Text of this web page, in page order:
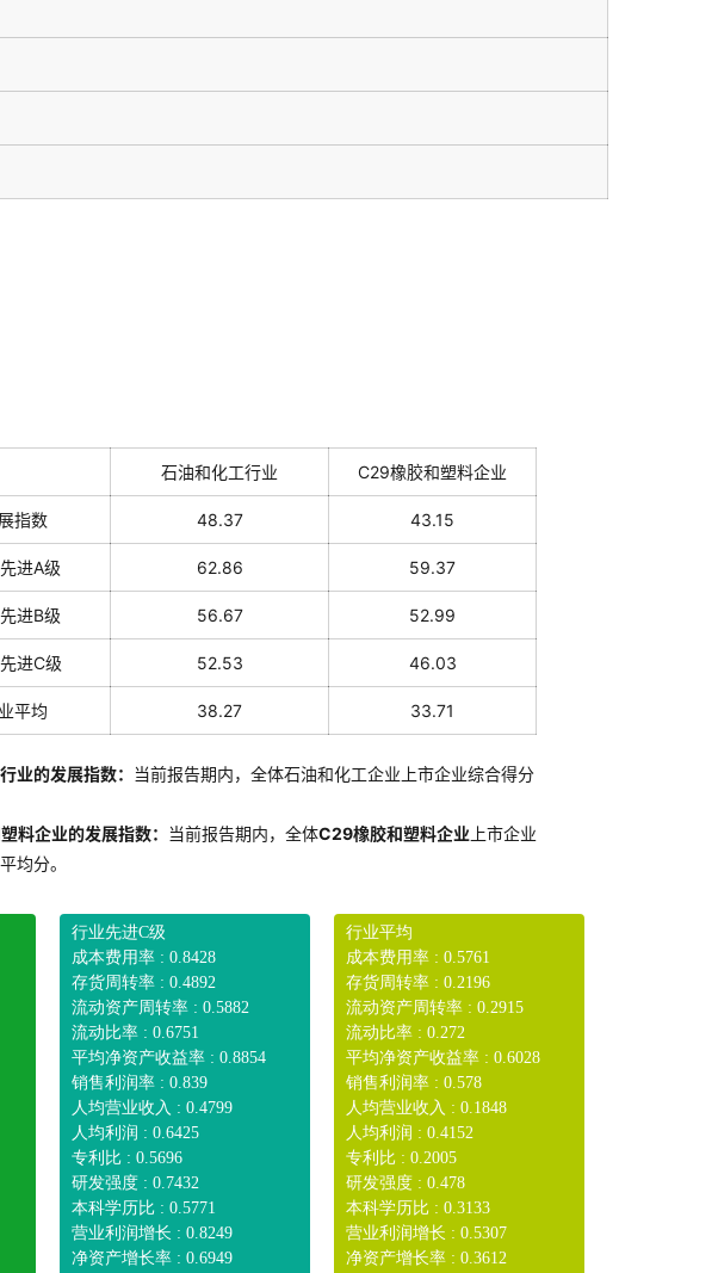
石油和化工行业 C29橡胶和塑料企业
指数 48.37 43.15
进A级 62.86 59.37
进B级 56.67 52.99
进C级 52.53 46.03
平均 38.27 33.71
业的发展指数： 当前报告期内，全体石油和化工企业上市企业综合得分
料企业的发展指数： 当前报告期内，全体C29橡胶和塑料企业 上市企业
均分。
行业先进C级
成本费用率 : 0.8428
存货周转率 : 0.4892
流动资产周转率 : 0.5882
流动比率 : 0.6751
平均净资产收益率 : 0.8854
销售利润率 : 0.839
人均营业收入 : 0.4799
人均利润 : 0.6425
专利比 : 0.5696
研发强度 : 0.7432
本科学历比 : 0.5771
营业利润增长 : 0.8249
净资产增长率 : 0.6949
行业平均
成本费用率 : 0.5761
存货周转率 : 0.2196
流动资产周转率 : 0.2915
流动比率 : 0.272
平均净资产收益率 : 0.6028
销售利润率 : 0.578
人均营业收入 : 0.1848
人均利润 : 0.4152
专利比 : 0.2005
研发强度 : 0.478
本科学历比 : 0.3133
营业利润增长 : 0.5307
净资产增长率 : 0.3612